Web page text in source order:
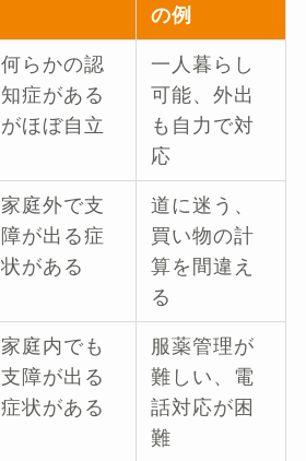
の例
何らかの認
知症がある
がほぼ自立
一人暮らし
可能、外出
も自力で対
応
家庭外で支
障が出る症
状がある
道に迷う、
買い物の計
算を間違え
る
家庭内でも
支障が出る
症状がある
服薬管理が
難しい、電
話対応が困
難